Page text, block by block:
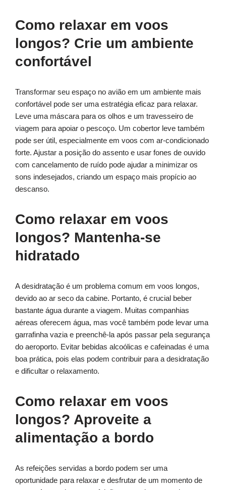
Como relaxar em voos
longos? Crie um ambiente
confortável
Transformar seu espaço no avião em um ambiente mais
confortável pode ser uma estratégia eficaz para relaxar.
Leve uma máscara para os olhos e um travesseiro de
viagem para apoiar o pescoço. Um cobertor leve também
pode ser útil, especialmente em voos com ar-condicionado
forte. Ajustar a posição do assento e usar fones de ouvido
com cancelamento de ruído pode ajudar a minimizar os
sons indesejados, criando um espaço mais propício ao
descanso.
Como relaxar em voos
longos? Mantenha-se
hidratado
A desidratação é um problema comum em voos longos,
devido ao ar seco da cabine. Portanto, é crucial beber
bastante água durante a viagem. Muitas companhias
aéreas oferecem água, mas você também pode levar uma
garrafinha vazia e preenchê-la após passar pela segurança
do aeroporto. Evitar bebidas alcoólicas e cafeinadas é uma
boa prática, pois elas podem contribuir para a desidratação
e dificultar o relaxamento.
Como relaxar em voos
longos? Aproveite a
alimentação a bordo
As refeições servidas a bordo podem ser uma
oportunidade para relaxar e desfrutar de um momento de